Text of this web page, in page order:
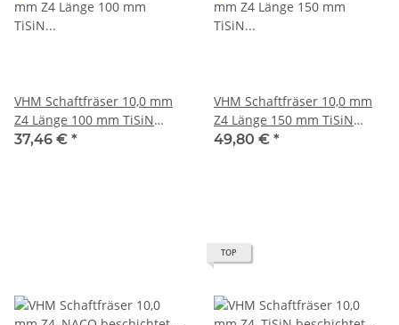
VHM Schaftfräser 10,0 mm
Z4 Länge 100 mm TiSiN
beschichtet scharfkantig
37,46 € *
VHM Schaftfräser 10,0 mm
Z4 Länge 150 mm TiSiN
beschichtet scharfkantig
49,80 € *
TOP